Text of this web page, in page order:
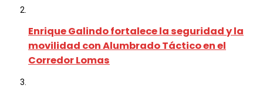
Enrique Galindo fortalece la seguridad y la
movilidad con Alumbrado Táctico en el
Corredor Lomas